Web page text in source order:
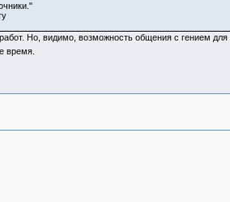
Но, видимо, возможность общения с гением
время.